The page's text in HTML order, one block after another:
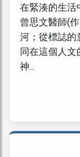
在緊湊的生活
曾思文醫師(
河；從標誌的
同在這個人
神...